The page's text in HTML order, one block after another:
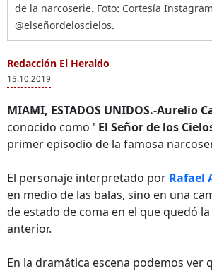
de la narcoserie. Foto: Cortesía Instagram
@elseñordeloscielos.
Redacción El Heraldo
15.10.2019
MIAMI, ESTADOS UNIDOS.-Aurelio
conocido como ' El Señor de los
primer episodio de la famosa
El personaje interpretado por Rafael
en medio de las balas, sino en una
de estado de coma en el que quedó
anterior.
En la dramática escena podemos ver